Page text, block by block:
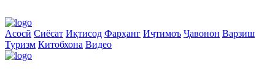
Асосӣ Сиёсат Иқтисод Фарҳанг Иҷтимоъ Ҷавонон Варзиш
Туризм Китобхона Видео